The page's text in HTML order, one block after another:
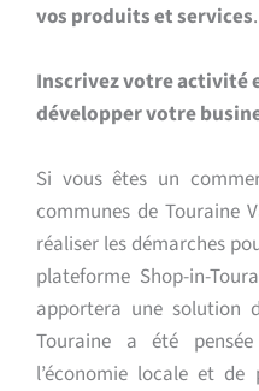
vos produits et services.
Inscrivez votre activité
développer votre
Si vous êtes un
communes de Touraine
réaliser les démarches
plateforme Shop-in-
apportera une solution
Touraine a été
l’économie locale et